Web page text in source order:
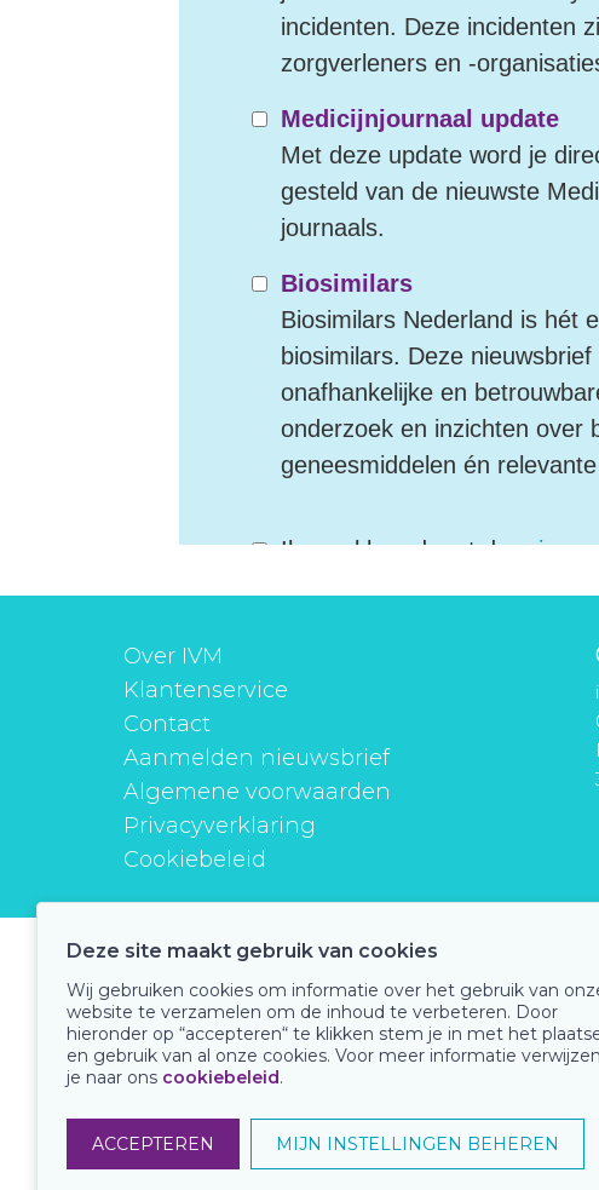
Over IVM
Klantenservice
Contact
Aanmelden nieuwsbrief
Algemene voorwaarden
Privacyverklaring
Cookiebeleid
instituutverantwoordmedicijngebruik
Onze keurmerken
Deze site maakt gebruik van cookies
Wij gebruiken cookies om informatie over het gebruik van
website te verzamelen om de inhoud te verbeteren. Door
hieronder op “accepteren“ te klikken stem je in met het
en gebruik van al onze cookies. Voor meer informatie
je naar ons cookiebeleid.
ACCEPTEREN MIJN INSTELLINGEN BEHEREN